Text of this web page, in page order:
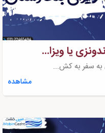
یا ویزا...
به سفر به کش...
مشاهده